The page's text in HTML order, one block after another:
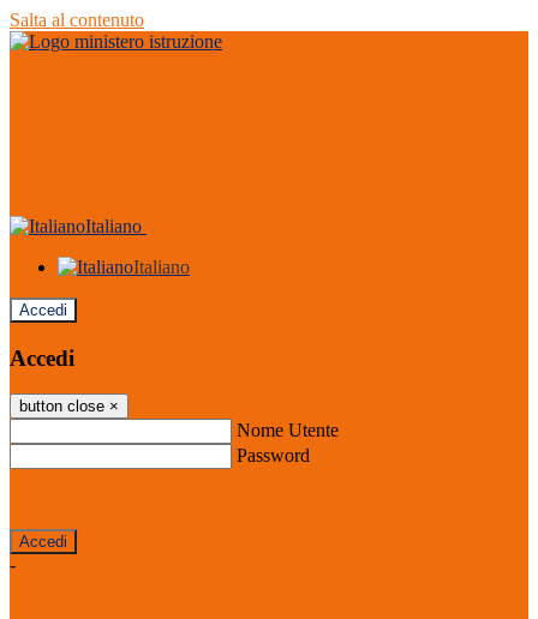
Salta al contenuto
Italiano
Italiano
Accedi
Accedi
button close ×
Nome Utente
Password
-